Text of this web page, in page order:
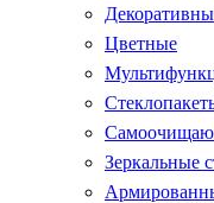
Цветные
Зеркальные